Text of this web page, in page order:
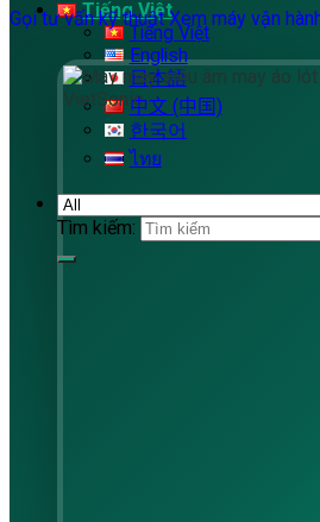
Tiếng Việt
Tiếng Việt
English
日本語
中文 (中国)
한국어
ไทย
Tìm kiếm:
Gọi tư vấn kỹ thuật Xem máy vận